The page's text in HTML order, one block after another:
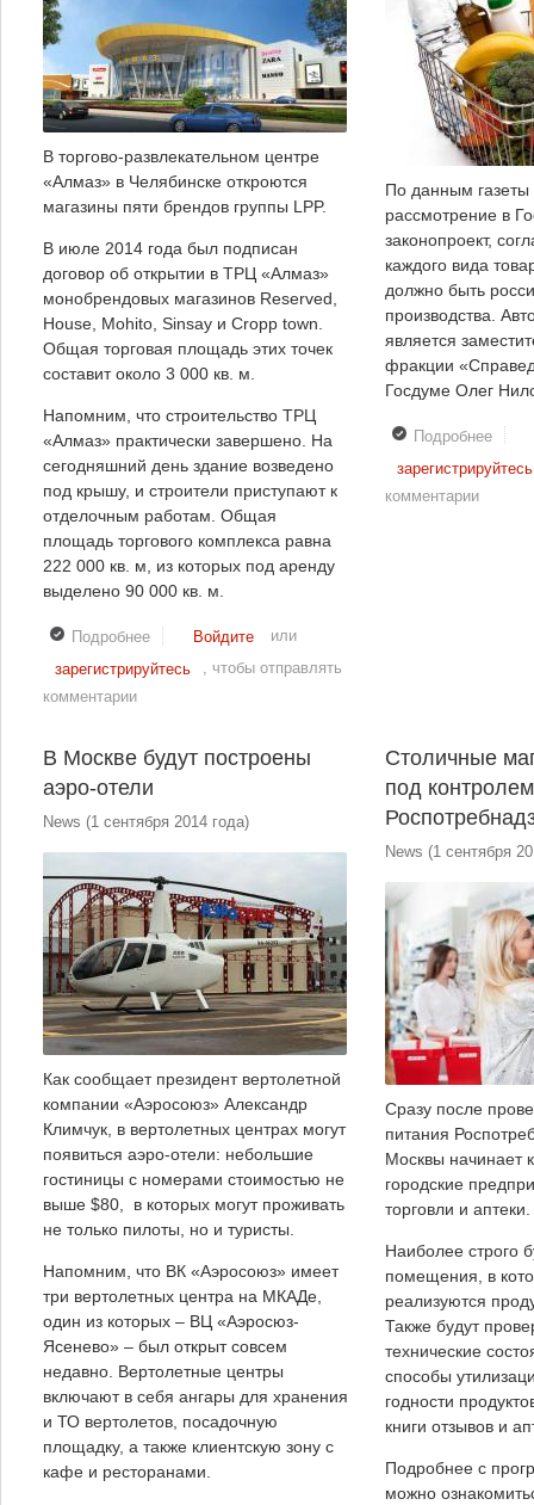
В торгово-развлекательном центре
«Алмаз» в Челябинске откроются
магазины пяти брендов группы LPP.
В июле 2014 года был подписан
договор об открытии в ТРЦ «Алмаз»
монобрендовых магазинов Reserved,
House, Mohito, Sinsay и Cropp town.
Общая торговая площадь этих точек
составит около 3 000 кв. м.
Напомним, что строительство ТРЦ
«Алмаз» практически завершено. На
сегодняшний день здание возведено
под крышу, и строители приступают к
отделочным работам. Общая
площадь торгового комплекса равна
222 000 кв. м, из которых под аренду
выделено 90 000 кв. м.
Подробнеео В челябинском ТРЦ «Алмаз» откроются новые
магазины fashion-сегмента
Войдите
или
зарегистрируйтесь
, чтобы отправлять
комментарии
По данным газеты
рассмотрение в
законопроект,
каждого вида
должно быть
производства.
является
фракции
Госдуме Олег
Подробнее о
РФ
зарегистрируйтесь
комментарии
В Москве будут построены
аэро-отели
News (1 сентября 2014 года)
Как сообщает президент вертолетной
компании «Аэросоюз» Александр
Климчук, в вертолетных центрах могут
появиться аэро-отели: небольшие
гостиницы с номерами стоимостью не
выше $80, в которых могут проживать
не только пилоты, но и туристы.
Напомним, что ВК «Аэросоюз» имеет
три вертолетных центра на МКАДе,
один из которых – ВЦ «Аэросюз-
Ясенево» – был открыт совсем
недавно. Вертолетные центры
включают в себя ангары для хранения
и ТО вертолетов, посадочную
площадку, а также клиентскую зону с
кафе и ресторанами.
Столичные
под контролем
News (1 сентября
Сразу после
питания
Москвы начинает
городские
торговли и аптеки.
Наиболее строго
помещения, в
реализуются
Также будут
технические
способы
годности
книги отзывов и
Подробнее с
можно